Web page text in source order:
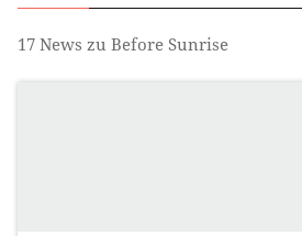
17 News zu Before Sunrise